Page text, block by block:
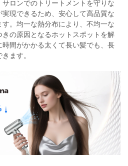
ロンでのトリートメントを守りな
現できるため、安心して高品質な
。均一な熱分布により、不均一な
の原因となるホットスポットを解
間がかかる太くて長い髪でも、長
ます。